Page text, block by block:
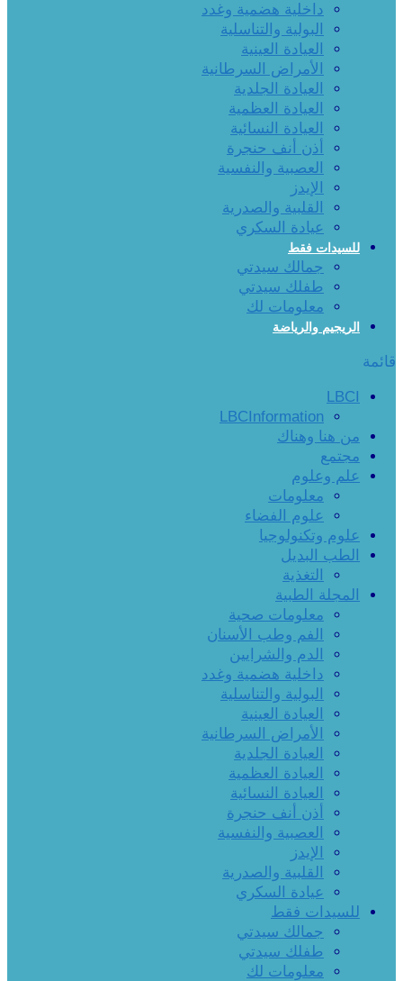
داخلية هضمية وغدد
البولية والتناسلية
العيادة العينية
الأمراض السرطانية
العيادة الجلدية
العيادة العظمية
العيادة النسائية
أذن أنف حنجرة
العصبية والنفسية
الإيدز
القلبية والصدرية
عيادة السكري
للسيدات فقط
جمالك سيدتي
طفلك سيدتي
معلومات لك
الريجيم والرياضة
قائمة
LBCI
LBCInformation
من هنا وهناك
مجتمع
علم وعلوم
معلومات
علوم الفضاء
علوم وتكنولوجيا
الطب البديل
التغذية
المجلة الطبية
معلومات صحية
الفم وطب الأسنان
الدم والشرايين
داخلية هضمية وغدد
البولية والتناسلية
العيادة العينية
الأمراض السرطانية
العيادة الجلدية
العيادة العظمية
العيادة النسائية
أذن أنف حنجرة
العصبية والنفسية
الإيدز
القلبية والصدرية
عيادة السكري
للسيدات فقط
جمالك سيدتي
طفلك سيدتي
معلومات لك